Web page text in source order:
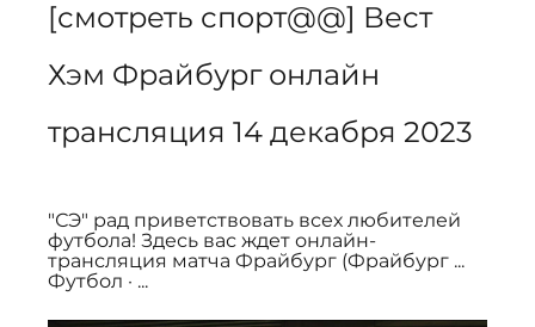
[смотреть спорт@@] Вест
Хэм Фрайбург онлайн
трансляция 14 декабря 2023
"СЭ" рад приветствовать всех любителей
футбола! Здесь вас ждет онлайн-
трансляция матча Фрайбург (Фрайбург ...
Футбол · ...